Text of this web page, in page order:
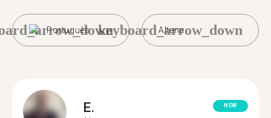
Português Altena
keyboard_arrow_down
E. NEW